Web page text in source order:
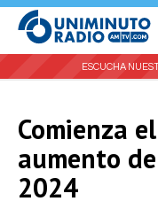
ESCUCHA
Comienza
aumento
2024